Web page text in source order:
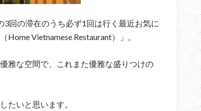
回の滞在のうち必ず1回は行く最近お気に
Vietnamese Restaurant）」。
雅な空間で、これまた優雅な盛りつけの
たいと思います。